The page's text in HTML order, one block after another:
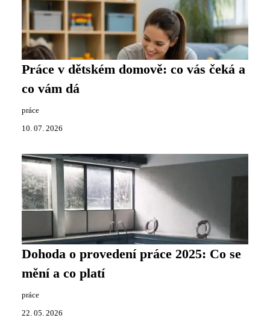
Práce v dětském domově: co vás čeká a
co vám dá
práce
10. 07. 2026
Dohoda o provedení práce 2025: Co se
mění a co platí
práce
22. 05. 2026